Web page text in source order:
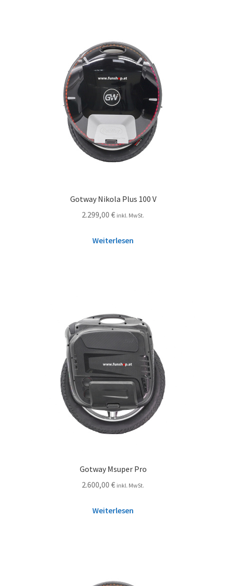
Gotway Nikola Plus 100 V
2.299,00 € inkl. MwSt.
Weiterlesen
Gotway Msuper Pro
2.600,00 € inkl. MwSt.
Weiterlesen